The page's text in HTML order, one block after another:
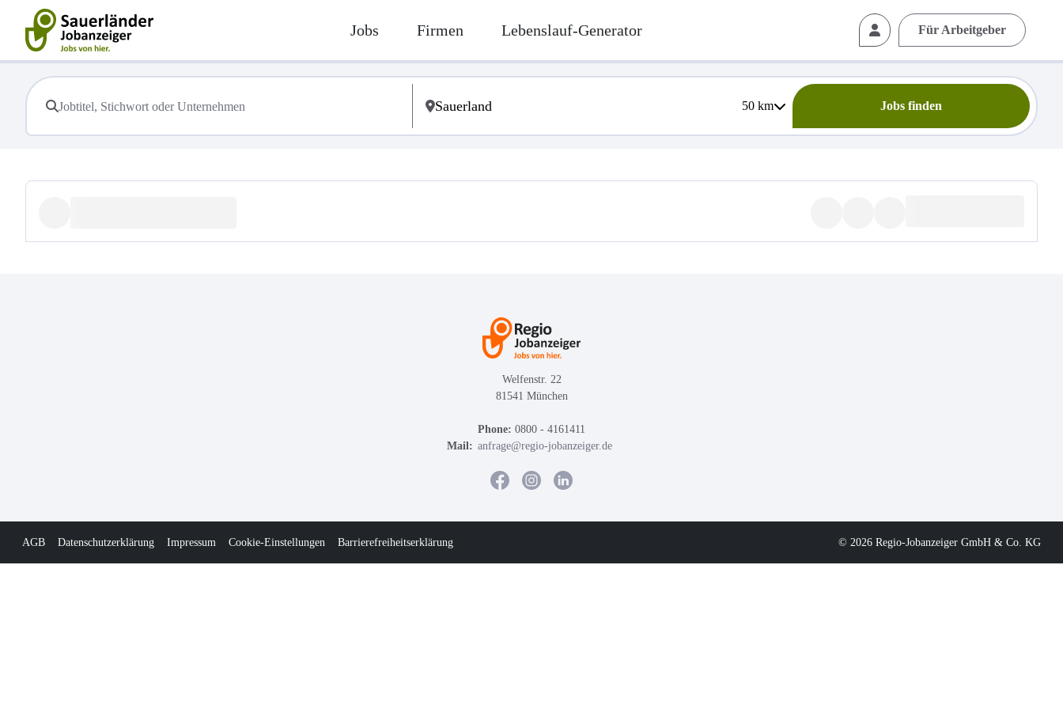
Jobs Firmen Lebenslauf-Generator Für Arbeitgeber
50km Jobs finden
Welfenstr. 22
81541 München
Phone: 0800 - 4161411
Mail: anfrage@regio-jobanzeiger.de
AGB Datenschutzerklärung Impressum Cookie-Einstellungen Barrierefreiheitserklärung © 2026 Regio-Jobanzeiger GmbH & Co. KG